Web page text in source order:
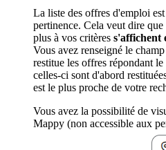
La liste des offres d'emploi
pertinence. Cela veut dire
plus à vos critères s'affichent
Vous avez renseigné le
restitue les offres répondant
celles-ci sont d'abord
est le plus proche de votre
Vous avez la possibilité de
Mappy (non accessible aux